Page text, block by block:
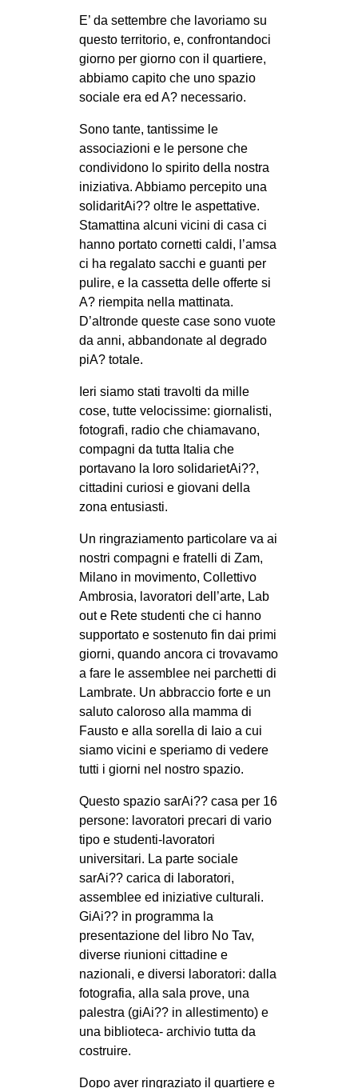
CULTURE
ARTE
CINEMA
MUSICA
RECENSIONI
INTERNAZIONALE
AFRICA
AMERICHE
ESTREMO ORIENTE
EUROPA
MEDIO ORIENTE
EVENTI
in
Fb
bsky
ms
SEARCH
E’ da settembre che lavoriamo su
questo territorio, e, confrontandoci
giorno per giorno con il quartiere,
abbiamo capito che uno spazio
sociale era ed A? necessario.
Sono tante, tantissime le
associazioni e le persone che
condividono lo spirito della nostra
iniziativa. Abbiamo percepito una
solidaritAi?? oltre le aspettative.
Stamattina alcuni vicini di casa ci
hanno portato cornetti caldi, l’amsa
ci ha regalato sacchi e guanti per
pulire, e la cassetta delle offerte si
A? riempita nella mattinata.
D’altronde queste case sono vuote
da anni, abbandonate al degrado
piA? totale.
Ieri siamo stati travolti da mille
cose, tutte velocissime: giornalisti,
fotografi, radio che chiamavano,
compagni da tutta Italia che
portavano la loro solidarietAi??,
cittadini curiosi e giovani della
zona entusiasti.
Un ringraziamento particolare va ai
nostri compagni e fratelli di Zam,
Milano in movimento, Collettivo
Ambrosia, lavoratori dell’arte, Lab
out e Rete studenti che ci hanno
supportato e sostenuto fin dai primi
giorni, quando ancora ci trovavamo
a fare le assemblee nei parchetti di
Lambrate. Un abbraccio forte e un
saluto caloroso alla mamma di
Fausto e alla sorella di Iaio a cui
siamo vicini e speriamo di vedere
tutti i giorni nel nostro spazio.
Questo spazio sarAi?? casa per 16
persone: lavoratori precari di vario
tipo e studenti-lavoratori
universitari. La parte sociale
sarAi?? carica di laboratori,
assemblee ed iniziative culturali.
GiAi?? in programma la
presentazione del libro No Tav,
diverse riunioni cittadine e
nazionali, e diversi laboratori: dalla
fotografia, alla sala prove, una
palestra (giAi?? in allestimento) e
una biblioteca- archivio tutta da
costruire.
Dopo aver ringraziato il quartiere e